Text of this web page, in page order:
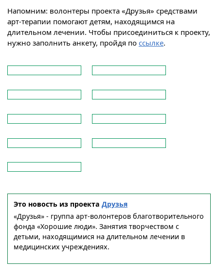
Напомним: волонтеры проекта «Друзья» средствами
арт-терапии помогают детям, находящимся на
длительном лечении. Чтобы присоединиться к проекту,
нужно заполнить анкету, пройдя по ссылке.
Это новость из проекта Друзья
«Друзья» - группа арт-волонтеров благотворительного
фонда «Хорошие люди». Занятия творчеством с
детьми, находящимися на длительном лечении в
медицинских учреждениях.